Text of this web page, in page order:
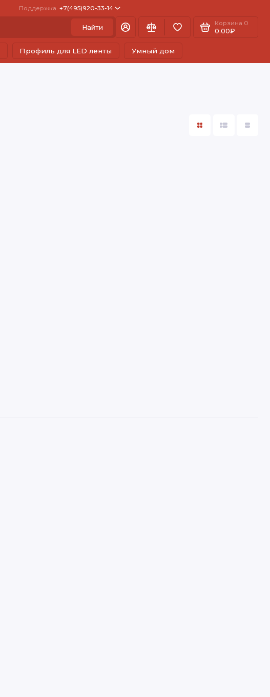
Поддержка +7(495)920-33-14
Найти
Корзина 0
0.00₽
Профиль для LED ленты Умный дом